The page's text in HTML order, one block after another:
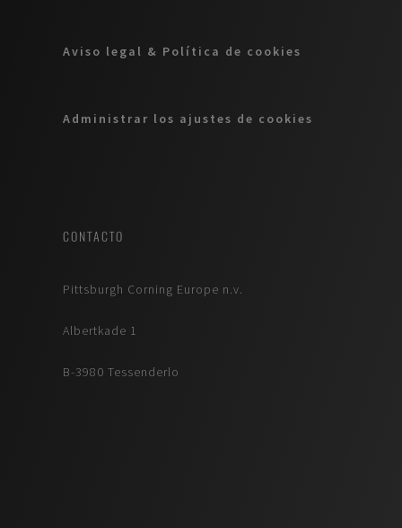
Aviso legal & Política de cookies
Administrar los ajustes de cookies
CONTACTO
Pittsburgh Corning Europe n.v.
Albertkade 1
B-3980 Tessenderlo